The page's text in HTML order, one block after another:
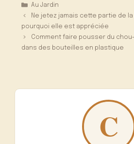
Catégories
Au Jardin
Ne jetez jamais cette partie de
pourquoi elle est appréciée
Comment faire pousser du
dans des bouteilles en plastique